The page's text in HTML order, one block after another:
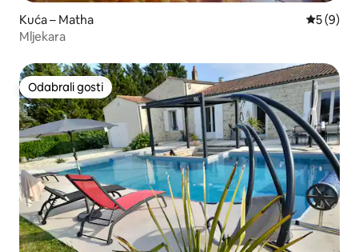
Kuća – Matha
5 (9)
Mljekara
Odabrali gosti
Odabrali gosti